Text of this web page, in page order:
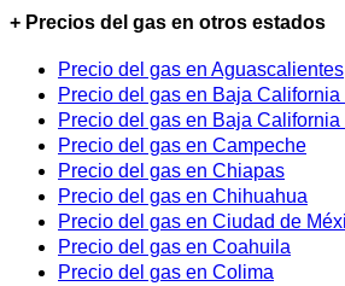
+ Precios del gas en otros estados
Precio del gas en Aguascalientes
Precio del gas en Baja California
Precio del gas en Baja California
Precio del gas en Campeche
Precio del gas en Chiapas
Precio del gas en Chihuahua
Precio del gas en Ciudad de
Precio del gas en Coahuila
Precio del gas en Colima